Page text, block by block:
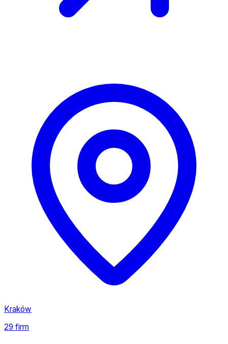
Kraków
29 firm